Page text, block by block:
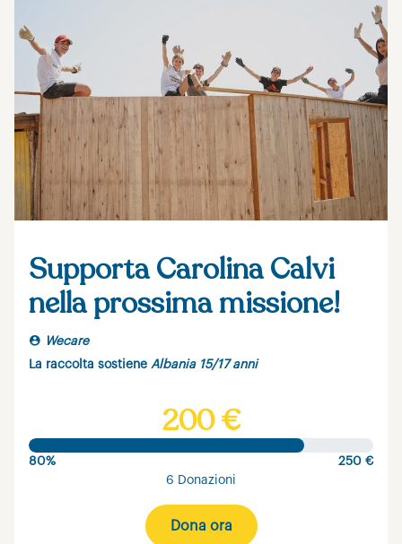
Supporta Carolina Calvi
nella prossima missione!
Wecare
La raccolta sostiene Albania 15/17 anni
200 €
80%
250 €
6 Donazioni
Dona ora